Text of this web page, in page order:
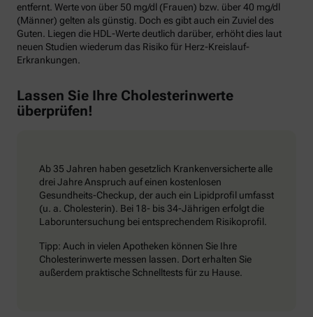
entfernt. Werte von über 50 mg/dl (Frauen) bzw. über 40 mg/dl
(Männer) gelten als günstig. Doch es gibt auch ein Zuviel des
Guten. Liegen die HDL-Werte deutlich darüber, erhöht dies laut
neuen Studien wiederum das Risiko für Herz-Kreislauf-
Erkrankungen.
Lassen Sie Ihre Cholesterinwerte
überprüfen!
Ab 35 Jahren haben gesetzlich Krankenversicherte alle
drei Jahre Anspruch auf einen kostenlosen
Gesundheits-Checkup, der auch ein Lipidprofil umfasst
(u. a. Cholesterin). Bei 18- bis 34-Jährigen erfolgt die
Laboruntersuchung bei entsprechendem Risikoprofil.
Tipp: Auch in vielen Apotheken können Sie Ihre
Cholesterinwerte messen lassen. Dort erhalten Sie
außerdem praktische Schnelltests für zu Hause.